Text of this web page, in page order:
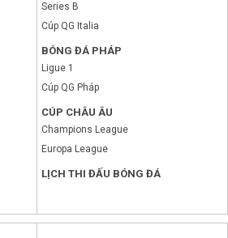
Series B
Cúp QG Italia
BÓNG ĐÁ PHÁP
Ligue 1
Cúp QG Pháp
CÚP CHÂU ÂU
Champions League
Europa League
LỊCH THI ĐẤU BÓNG ĐÁ